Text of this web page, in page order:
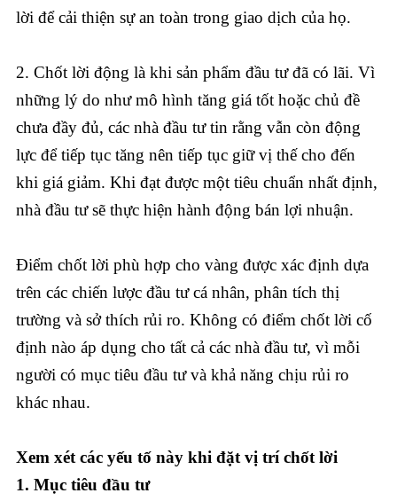
lời để cải thiện sự an toàn trong giao dịch của họ.
2. Chốt lời động là khi sản phẩm đầu tư đã có lãi. Vì
những lý do như mô hình tăng giá tốt hoặc chủ đề
chưa đầy đủ, các nhà đầu tư tin rằng vẫn còn động
lực để tiếp tục tăng nên tiếp tục giữ vị thế cho đến
khi giá giảm. Khi đạt được một tiêu chuẩn nhất định,
nhà đầu tư sẽ thực hiện hành động bán lợi nhuận.
Điểm chốt lời phù hợp cho vàng được xác định dựa
trên các chiến lược đầu tư cá nhân, phân tích thị
trường và sở thích rủi ro. Không có điểm chốt lời cố
định nào áp dụng cho tất cả các nhà đầu tư, vì mỗi
người có mục tiêu đầu tư và khả năng chịu rủi ro
khác nhau.
Xem xét các yếu tố này khi đặt vị trí chốt lời
1. Mục tiêu đầu tư